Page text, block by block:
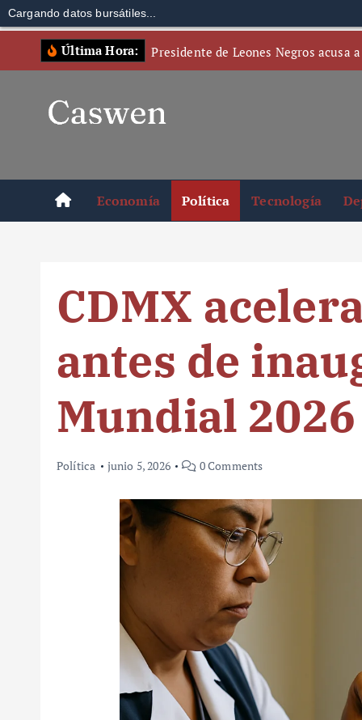
Cargando datos bursátiles...
Última Hora: Presidente de Leones Negros acusa
Economía Política Tecnología
CDMX
antes de
Mundial 2026
Política junio 5, 2026 0 Comments